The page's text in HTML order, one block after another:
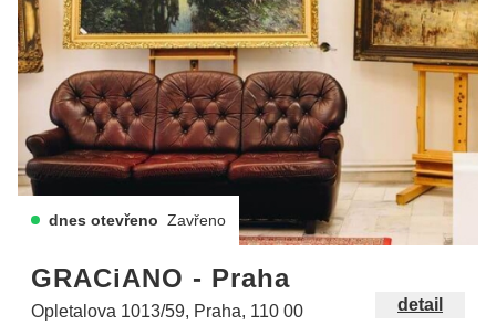
dnes otevřeno Zavřeno
GRACiANO - Praha
Opletalova 1013/59, Praha, 110 00 detail